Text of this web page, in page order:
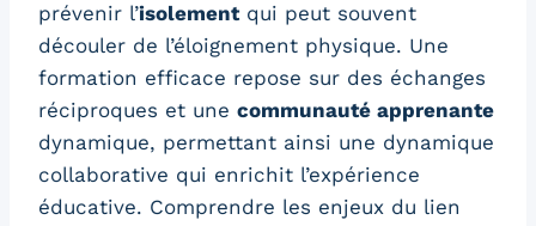
prévenir l’isolementqui peut souvent
découler de l’éloignement physique. Une
formation efficace repose sur des échanges
réciproques et une communauté apprenante
dynamique, permettant ainsi une dynamique
collaborative qui enrichit l’expérience
éducative. Comprendre les enjeux du lien